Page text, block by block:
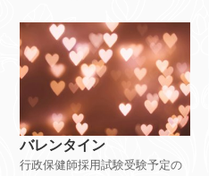
けて準備されている方々も、他
の自治体の１次試験受験日が近
い方々も 多くいらっしゃること
と思います。
バレンタイン
行政保健師採用試験受験予定の